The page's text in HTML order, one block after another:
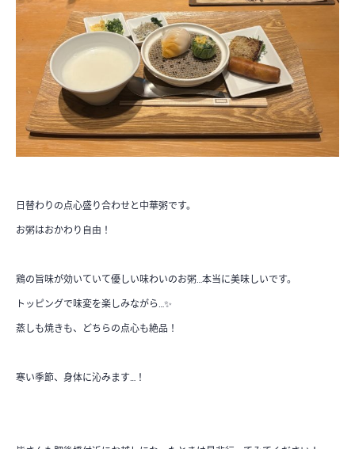
日替わりの点心盛り合わせと中華粥です。
お粥はおかわり自由！
鶏の旨味が効いていて優しい味わいのお粥…本当に美味しいです。
トッピングで味変を楽しみながら…✨
蒸しも焼きも、どちらの点心も絶品！
寒い季節、身体に沁みます…！